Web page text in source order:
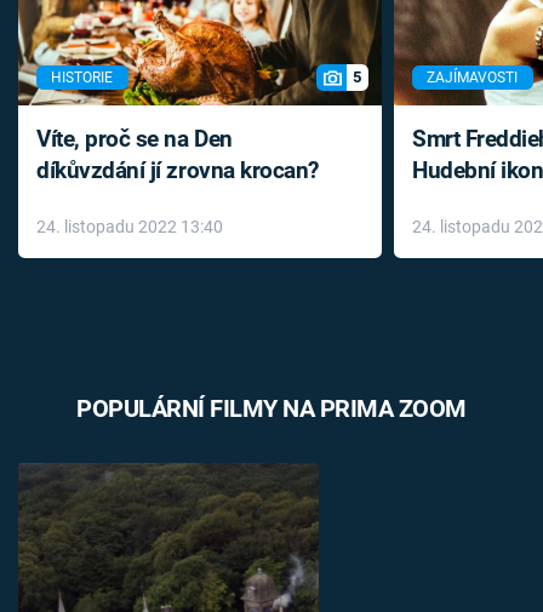
HISTORIE 5
Víte, proč se na Den
díkůvzdání jí zrovna krocan?
24. listopadu 2022 13:40
ZAJÍMAVOSTI
Smrt
Hudební
léky
24. listopadu
POPULÁRNÍ FILMY NA PRIMA ZOOM